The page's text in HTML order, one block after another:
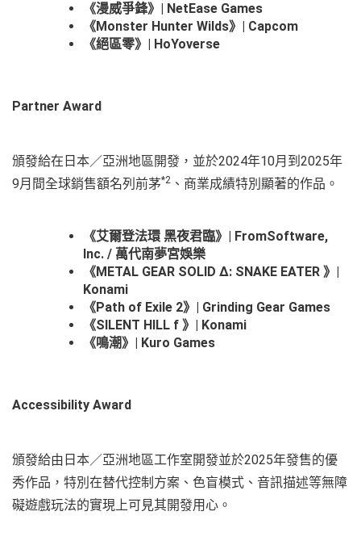
《漫威爭鋒》| NetEase Games
《Monster Hunter Wilds》| Capcom
《絕區零》| HoYoverse
Partner Award
頒發給在日本／亞洲地區開發，並於2024年10月到2025年
9月間全球銷售額名列前茅*2 、商業成績特別顯著的作品。
《艾爾登法環 黑夜君臨》| FromSoftware,
Inc. / 萬代南夢宮娛樂
《METAL GEAR SOLID Δ: SNAKE EATER 》|
Konami
《Path of Exile 2》| Grinding Gear Games
《SILENT HILL f 》| Konami
《鳴潮》| Kuro Games
Accessibility Award
頒發給由日本／亞洲地區工作室開發並於2025年發售的優
秀作品，特別在替代控制方案、色盲模式、音訊描述等無障
礙遊戲玩法的實現上可見其開發用心。